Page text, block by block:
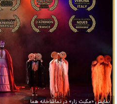
نمایش «مکبث زار» در تماشاخانه هما